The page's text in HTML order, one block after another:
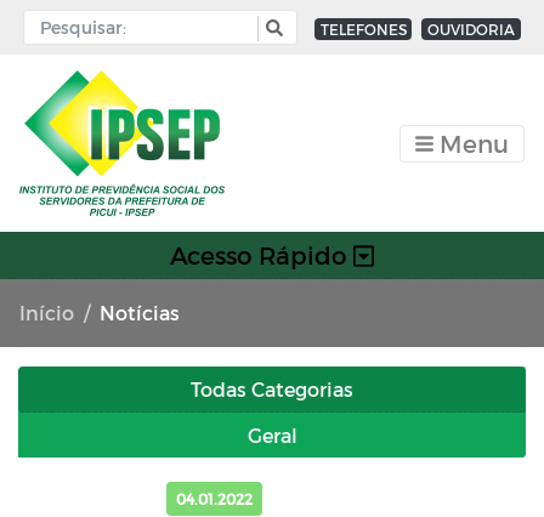
TELEFONES OUVIDORIA
Menu
Acesso Rápido
Início Notícias
Todas Categorias
Geral
04.01.2022